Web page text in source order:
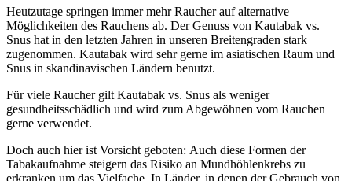
Heutzutage springen immer mehr Raucher auf alternative
Möglichkeiten des Rauchens ab. Der Genuss von Kautabak vs.
Snus hat in den letzten Jahren in unseren Breitengraden stark
zugenommen. Kautabak wird sehr gerne im asiatischen Raum und
Snus in skandinavischen Ländern benutzt.
Für viele Raucher gilt Kautabak vs. Snus als weniger
gesundheitsschädlich und wird zum Abgewöhnen vom Rauchen
gerne verwendet.
Doch auch hier ist Vorsicht geboten: Auch diese Formen der
Tabakaufnahme steigern das Risiko an Mundhöhlenkrebs zu
erkranken um das Vielfache. In Länder, in denen der Gebrauch von